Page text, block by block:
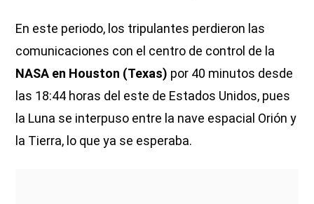
En este periodo, los tripulantes perdieron las
comunicaciones con el centro de control de la
NASA en Houston (Texas) por 40 minutos desde
las 18:44 horas del este de Estados Unidos, pues
la Luna se interpuso entre la nave espacial Orión y
la Tierra, lo que ya se esperaba.